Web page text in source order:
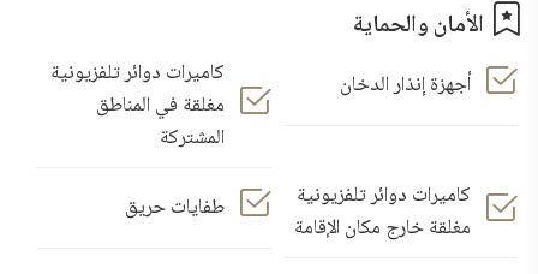
الأمان والحماية
أجهزة إنذار الدخان
كاميرات دوائر تلفزيونية
مغلقة في المناطق
المشتركة
كاميرات دوائر تلفزيونية
مغلقة خارج مكان الإقامة
طفايات حريق